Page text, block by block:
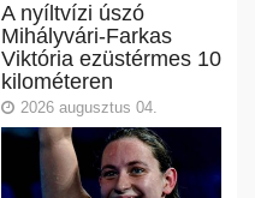
A nyíltvízi úszó
Mihályvári-Farkas
Viktória ezüstérmes 10
kilométeren
2026 augusztus 04.